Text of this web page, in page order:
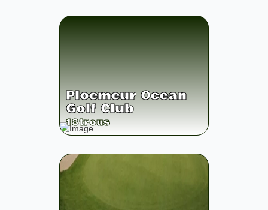
Ploemeur Ocean
Golf Club
18trous